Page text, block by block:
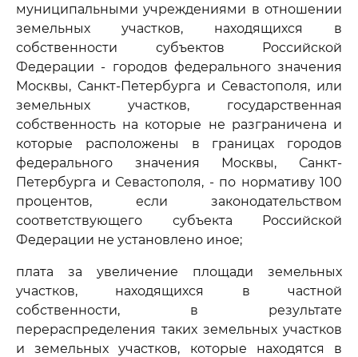
муниципальными учреждениями в отношении
земельных участков, находящихся в
собственности субъектов Российской
Федерации - городов федерального значения
Москвы, Санкт-Петербурга и Севастополя, или
земельных участков, государственная
собственность на которые не разграничена и
которые расположены в границах городов
федерального значения Москвы, Санкт-
Петербурга и Севастополя, - по нормативу 100
процентов, если законодательством
соответствующего субъекта Российской
Федерации не установлено иное;
плата за увеличение площади земельных
участков, находящихся в частной
собственности, в результате
перераспределения таких земельных участков
и земельных участков, которые находятся в